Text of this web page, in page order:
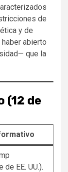
de
y de
abierto
que la
(12 de
EE. UU.).